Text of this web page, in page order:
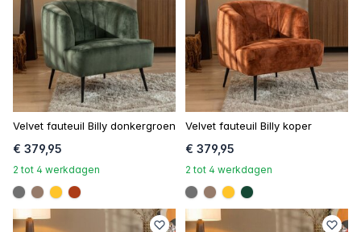
Velvet fauteuil Billy donkergroen
€ 379,95
2 tot 4 werkdagen
#707070
#967b6a
#ffc42a#ac3c17
Velvet fauteuil Billy koper
€ 379,95
2 tot 4 werkdagen
#707070
#967b6a
#ffc42a#154734